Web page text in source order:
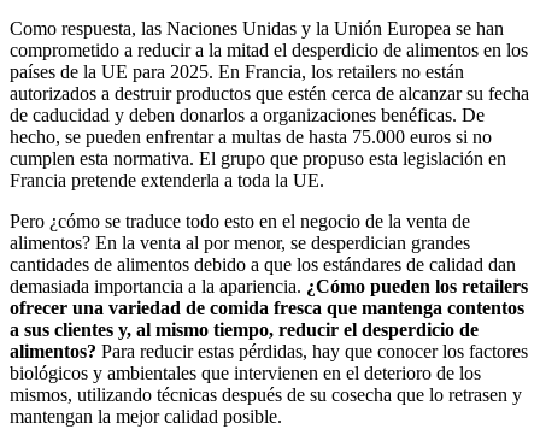
Como respuesta, las Naciones Unidas y la Unión Europea se han
comprometido a reducir a la mitad el desperdicio de alimentos en los
países de la UE para 2025. En Francia, los retailers no están
autorizados a destruir productos que estén cerca de alcanzar su fecha
de caducidad y deben donarlos a organizaciones benéficas. De
hecho, se pueden enfrentar a multas de hasta 75.000 euros si no
cumplen esta normativa. El grupo que propuso esta legislación en
Francia pretende extenderla a toda la UE.
Pero ¿cómo se traduce todo esto en el negocio de la venta de
alimentos? En la venta al por menor, se desperdician grandes
cantidades de alimentos debido a que los estándares de calidad dan
demasiada importancia a la apariencia. ¿Cómo pueden los retailers
ofrecer una variedad de comida fresca que mantenga contentos
a sus clientes y, al mismo tiempo, reducir el desperdicio de
alimentos? Para reducir estas pérdidas, hay que conocer los factores
biológicos y ambientales que intervienen en el deterioro de los
mismos, utilizando técnicas después de su cosecha que lo retrasen y
mantengan la mejor calidad posible.